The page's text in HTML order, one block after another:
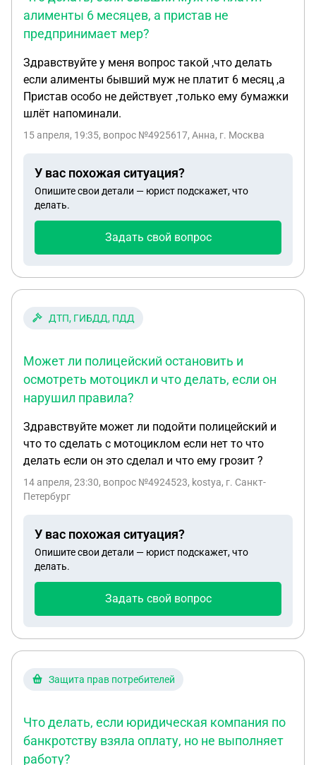
рублей висит долг по взносам за 4 года за
земельные участки, которыми никто не
связь с братом. Состояние его на март 2026
удовлетворительное, он отчетливо осознает
происходящее. По-семейному, при встрече, в
январе 2026 мы с ним приняли решение, что для
ремонта квартиры и оплаты коммунальных
вырученные от продажи земельных участков, для
этого он лично в присутствии нотариуса готов
подписать на меня дарственную на ЗУ. Так же
мне необходима доверенность на управления
квартирой, с правом заключения договоров,
правом истребования документов, без права
выстроить последовательность действий? Что
содействовать?
алименты 6 месяцев, а пристав не
предпринимает мер?
Здравствуйте у меня вопрос такой ,что делать
если алименты бывший муж не платит 6 месяц ,а
Пристав особо не действует ,только ему бумажки
шлёт напоминали.
15 апреля, 19:35, вопрос №4925617, Анна, г. Москва
У вас похожая ситуация?
Опишите свои детали — юрист подскажет, что
делать.
Задать свой вопрос
ДТП, ГИБДД, ПДД
Может ли полицейский остановить и
осмотреть мотоцикл и что делать, если он
нарушил правила?
Здравствуйте может ли подойти полицейский и
что то сделать с мотоциклом если нет то что
делать если он это сделал и что ему грозит ?
14 апреля, 23:30, вопрос №4924523, kostya, г. Санкт-
Петербург
У вас похожая ситуация?
Опишите свои детали — юрист подскажет, что
делать.
Задать свой вопрос
Защита прав потребителей
Что делать, если юридическая компания по
банкротству взяла оплату, но не выполняет
работу?